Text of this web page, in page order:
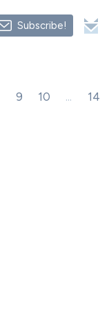
Subscribe!
9 10 ... 14